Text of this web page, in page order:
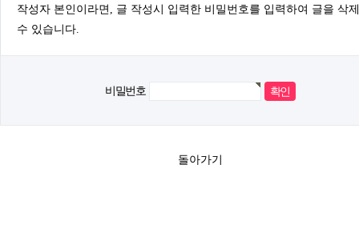
작성자 본인이라면, 글 작성시 입력한 비밀번호를 입력하여 글을 삭
수 있습니다.
비밀번호
돌아가기